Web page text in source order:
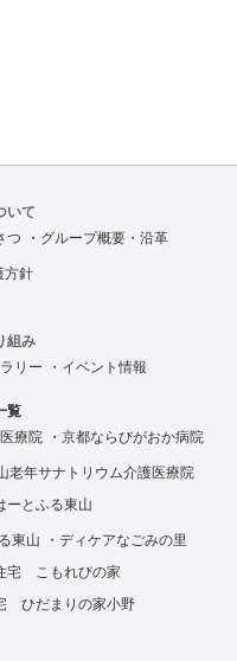
いて
つ ・グループ概要・沿革
方針
組み
リー ・イベント情報
覧
療院 ・京都ならびがおか病院
老年サナトリウム介護医療院
ーとふる東山
東山
・ディケアなごみの里
宅 こもれびの家
ひだまりの家小野